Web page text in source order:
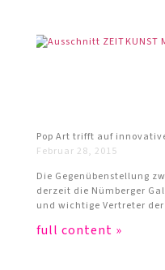
Pop Art trifft auf
Februar 28, 2015
Die Gegenübenstellung
derzeit die Nümberger
und wichtige Vertreter der
full content »